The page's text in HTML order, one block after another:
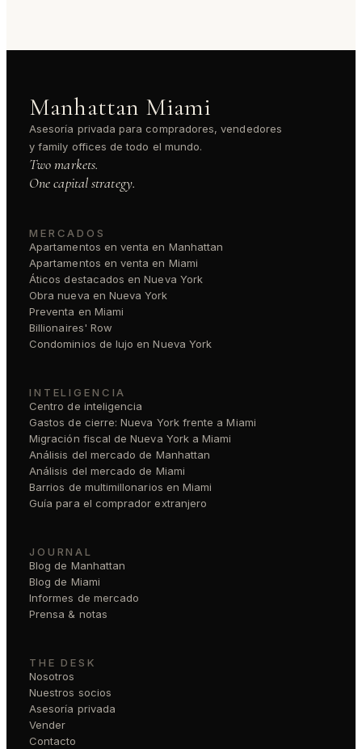
Manhattan Miami
Asesoría privada para compradores, vendedores
y family offices de todo el mundo.
Two markets.
One capital strategy.
MERCADOS
Apartamentos en venta en Manhattan
Apartamentos en venta en Miami
Áticos destacados en Nueva York
Obra nueva en Nueva York
Preventa en Miami
Billionaires' Row
Condominios de lujo en Nueva York
INTELIGENCIA
Centro de inteligencia
Gastos de cierre: Nueva York frente a Miami
Migración fiscal de Nueva York a Miami
Análisis del mercado de Manhattan
Análisis del mercado de Miami
Barrios de multimillonarios en Miami
Guía para el comprador extranjero
JOURNAL
Blog de Manhattan
Blog de Miami
Informes de mercado
Prensa & notas
THE DESK
Nosotros
Nuestros socios
Asesoría privada
Vender
Contacto